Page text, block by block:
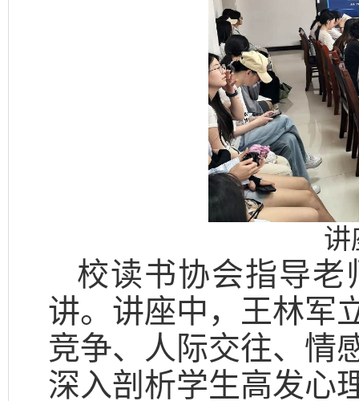
讲
校读书协会指导
讲。讲座中，王林军
竞争、人际交往、情
深入剖析学生高发心